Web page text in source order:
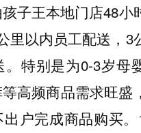
子王本地门店48小
里以内员工配送，3
。特别是为0-3岁母
高频商品需求旺盛
户完成商品购买。